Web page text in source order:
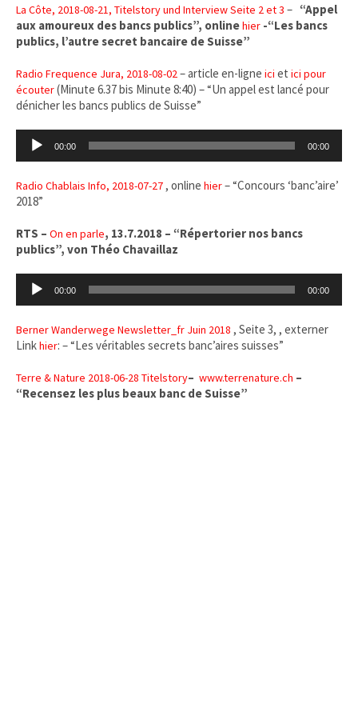
La Côte, 2018-08-21,Titelstory und Interview Seite 2 et 3 – “Appel
aux amoureux des bancs publics”, onlinehier -“Les bancs
publics, l’autre secret bancaire de Suisse”
Radio Frequence Jura, 2018-08-02– article en-ligneici etici pour
écouter(Minute 6.37 bis Minute 8:40) – “Un appel est lancé pour
dénicher les bancs publics de Suisse”
Audio-
Player
00:00 00:00
Radio Chablais Info, 2018-07-27, onlinehier– “Concours ‘banc’aire’
2018”
RTS –On en parle, 13.7.2018 – “Répertorier nos bancs
publics”, von Théo Chavaillaz
Audio-
Player
00:00 00:00
Berner Wanderwege Newsletter_fr Juin 2018, Seite 3, , externer
Linkhier: – “Les véritables secrets banc’aires suisses”
Terre & Nature 2018-06-28 Titelstory–www.terrenature.ch –
“Recensez les plus beaux banc de Suisse”